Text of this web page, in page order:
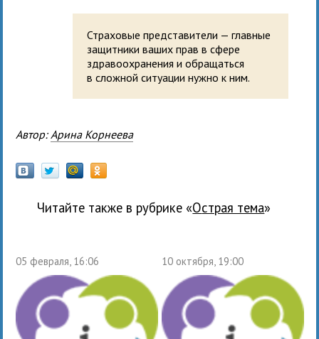
Страховые представители — главные
защитники ваших прав в сфере
здравоохранения и обращаться
в сложной ситуации нужно к ним.
Автор: Арина Корнеева
Читайте также в рубрике « Острая тема»
05 февраля, 16:06 10 октября, 19:00